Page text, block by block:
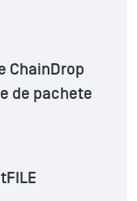
ChainDrop
de pachete